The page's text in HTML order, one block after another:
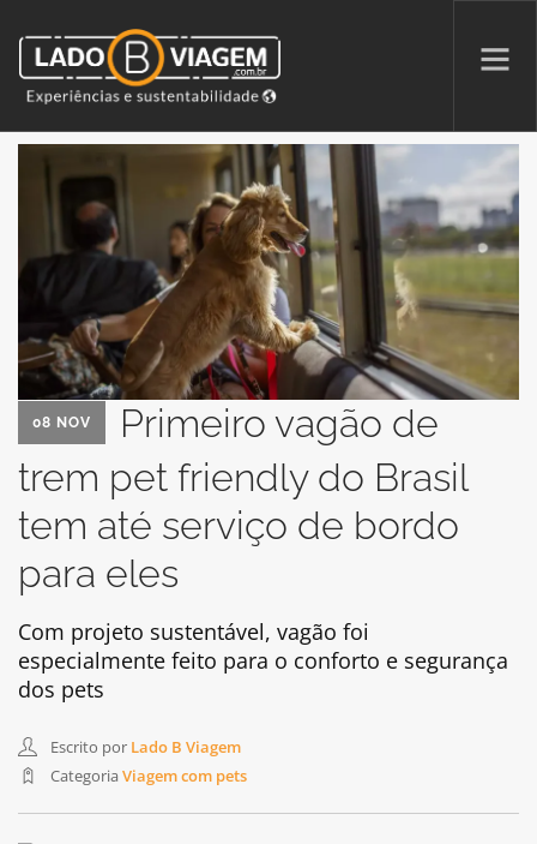
QUEM SOMOS
PARCERIAS
NA MÍDIA
PATAS AO ALTO
SEARCH SITE
08 NOV
Primeiro vagão de
trem pet friendly do Brasil
tem até serviço de bordo
para eles
Com projeto sustentável, vagão foi
especialmente feito para o conforto e segurança
dos pets
Escrito por Lado B Viagem
Categoria Viagem com pets